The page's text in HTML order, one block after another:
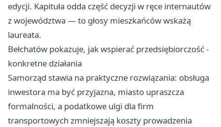
edycji. Kapituła odda część decyzji w ręce internautów
z województwa — to głosy mieszkańców wskażą
laureata.
Bełchatów pokazuje, jak wspierać przedsiębiorczość -
konkretne działania
Samorząd stawia na praktyczne rozwiązania: obsługa
inwestora ma być przyjazna, miasto upraszcza
formalności, a podatkowe ulgi dla firm
transportowych zmniejszają koszty prowadzenia